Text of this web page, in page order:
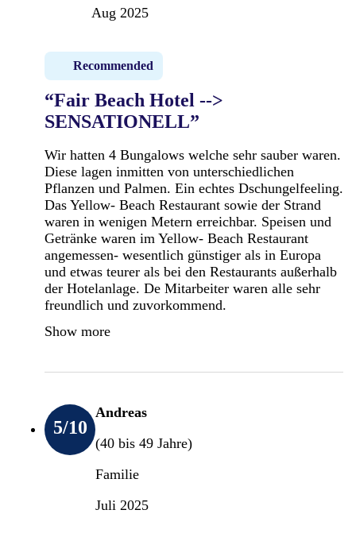
Aug 2025
Recommended
“Fair Beach Hotel -->
SENSATIONELL”
Wir hatten 4 Bungalows welche sehr sauber waren.
Diese lagen inmitten von unterschiedlichen
Pflanzen und Palmen. Ein echtes Dschungelfeeling.
Das Yellow- Beach Restaurant sowie der Strand
waren in wenigen Metern erreichbar. Speisen und
Getränke waren im Yellow- Beach Restaurant
angemessen- wesentlich günstiger als in Europa
und etwas teurer als bei den Restaurants außerhalb
der Hotelanlage. De Mitarbeiter waren alle sehr
freundlich und zuvorkommend.
Show more
5/10
Andreas
(40 bis 49 Jahre)
Familie
Juli 2025